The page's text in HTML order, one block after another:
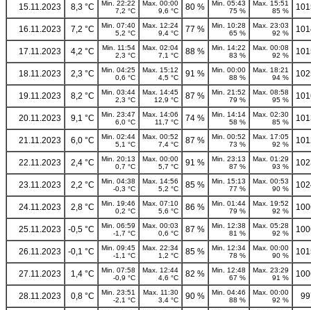
15.11.2023 8,3 °C
Min. 22:22
7,2 °C
Max. 00:00
9,6 °C
80 %
Min. 05:43
75 %
Max. 15:51
85 %
16.11.2023 7,2 °C
Min. 07:40
5,2 °C
Max. 12:24
9,4 °C
77 %
Min. 10:28
65 %
Max. 23:03
92 %
17.11.2023 4,2 °C
Min. 11:54
2,3 °C
Max. 02:04
7,1 °C
88 %
Min. 14:22
83 %
Max. 00:08
92 %
18.11.2023 2,3 °C
Min. 04:25
0,6 °C
Max. 15:12
4,5 °C
91 %
Min. 00:00
88 %
Max. 18:21
94 %
19.11.2023 8,2 °C
Min. 03:44
2,3 °C
Max. 14:45
12,9 °C
87 %
Min. 21:52
79 %
Max. 08:58
95 %
20.11.2023 9,1 °C
Min. 23:47
6,0 °C
Max. 14:06
11,7 °C
74 %
Min. 14:14
58 %
Max. 02:30
85 %
21.11.2023 6,0 °C
Min. 02:44
5,1 °C
Max. 00:52
7,4 °C
87 %
Min. 00:52
73 %
Max. 17:05
92 %
22.11.2023 2,4 °C
Min. 20:13
0,7 °C
Max. 00:00
5,7 °C
91 %
Min. 23:13
87 %
Max. 01:29
93 %
23.11.2023 2,2 °C
Min. 04:38
-0,3 °C
Max. 14:56
5,2 °C
85 %
Min. 15:13
77 %
Max. 00:53
90 %
24.11.2023 2,8 °C
Min. 19:46
0,2 °C
Max. 07:10
5,6 °C
86 %
Min. 01:44
79 %
Max. 19:52
92 %
25.11.2023 -0,5 °C
Min. 06:59
-1,7 °C
Max. 00:03
0,6 °C
87 %
Min. 12:38
81 %
Max. 05:28
92 %
26.11.2023 -0,1 °C
Min. 09:45
-1,1 °C
Max. 22:34
1,2 °C
85 %
Min. 12:34
78 %
Max. 00:00
90 %
27.11.2023 1,4 °C
Min. 07:58
-0,9 °C
Max. 12:44
4,6 °C
82 %
Min. 12:48
67 %
Max. 23:29
91 %
28.11.2023 0,8 °C
Min. 23:51
-2,1 °C
Max. 11:30
3,4 °C
90 %
Min. 04:46
88 %
Max. 00:00
92 %